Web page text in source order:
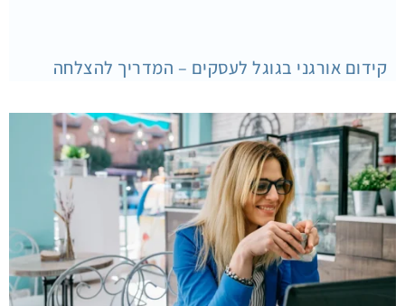
קידום אורגני בגוגל לעסקים – המדריך להצלחה